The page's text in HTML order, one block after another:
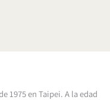
1975 en Taipei. A la edad